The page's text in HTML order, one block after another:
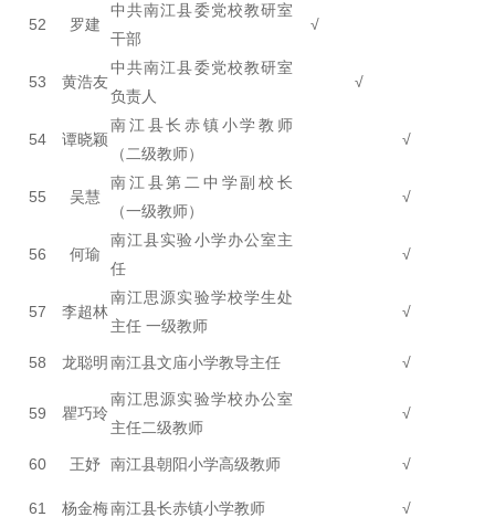
52 罗建
中共南江县委党校教研室
干部
√
53 黄浩友
中共南江县委党校教研室
负责人
√
54 谭晓颖
南江县长赤镇小学教师
（二级教师）
√
55 吴慧
南江县第二中学副校长
（一级教师）
√
56 何瑜
南江县实验小学办公室主
任
√
57 李超林
南江思源实验学校学生处
主任 一级教师
√
58 龙聪明 南江县文庙小学教导主任 √
59 瞿巧玲
南江思源实验学校办公室
主任二级教师
√
60 王妤 南江县朝阳小学高级教师 √
61 杨金梅南江县长赤镇小学教师 √